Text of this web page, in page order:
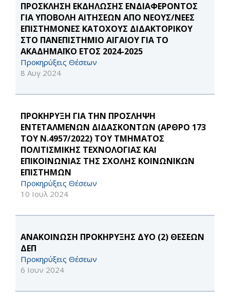
ΠΡΟΣΚΛΗΣΗ ΕΚΔΗΛΩΣΗΣ ΕΝΔΙΑΦΕΡΟΝΤΟΣ
ΓΙΑ ΥΠΟΒΟΛΗ ΑΙΤΗΣΕΩΝ ΑΠΟ ΝΕΟΥΣ/ΝΕΕΣ
ΕΠΙΣΤΗΜΟΝΕΣ ΚΑΤΟΧΟΥΣ ΔΙΔΑΚΤΟΡΙΚΟΥ
ΣΤΟ ΠΑΝΕΠΙΣΤΗΜΙΟ ΑΙΓΑΙΟΥ ΓΙΑ ΤΟ
ΑΚΑΔΗΜΑΪΚΟ ΕΤΟΣ 2024-2025
Προκηρύξεις Θέσεων
8 Αυγ 2024
ΠΡΟΚΗΡΥΞΗ ΓΙΑ ΤΗΝ ΠΡΟΣΛΗΨΗ
ΕΝΤΕΤΑΛΜΕΝΩΝ ΔΙΔΑΣΚΟΝΤΩΝ (ΑΡΘΡΟ 173
ΤΟΥ Ν.4957/2022) ΤΟΥ ΤΜΗΜΑΤΟΣ
ΠΟΛΙΤΙΣΜΙΚΗΣ ΤΕΧΝΟΛΟΓΙΑΣ ΚΑΙ
ΕΠΙΚΟΙΝΩΝΙΑΣ ΤΗΣ ΣΧΟΛΗΣ ΚΟΙΝΩΝΙΚΩΝ
ΕΠΙΣΤΗΜΩΝ
Προκηρύξεις Θέσεων
10 Ιουλ 2024
ΑΝΑΚΟΙΝΩΣΗ ΠΡΟΚΗΡΥΞΗΣ ΔΥΟ (2) ΘΕΣΕΩΝ
ΔΕΠ
Προκηρύξεις Θέσεων
6 Ιουν 2024